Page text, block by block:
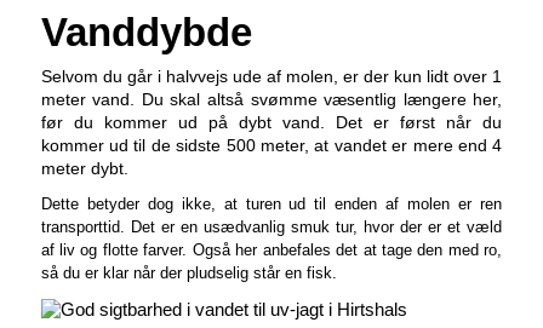
Vanddybde
Selvom du går i halvvejs ude af molen, er der kun lidt over 1
meter vand. Du skal altså svømme væsentlig længere her,
før du kommer ud på dybt vand. Det er først når du
kommer ud til de sidste 500 meter, at vandet er mere end 4
meter dybt.
Dette betyder dog ikke, at turen ud til enden af molen er ren
transporttid. Det er en usædvanlig smuk tur, hvor der er et væld
af liv og flotte farver. Også her anbefales det at tage den med ro,
så du er klar når der pludselig står en fisk.